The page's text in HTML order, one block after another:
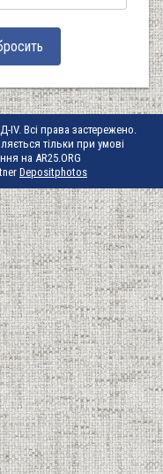
Всі права застережено.
тільки при умові
на AR25.ORG
Depositphotos